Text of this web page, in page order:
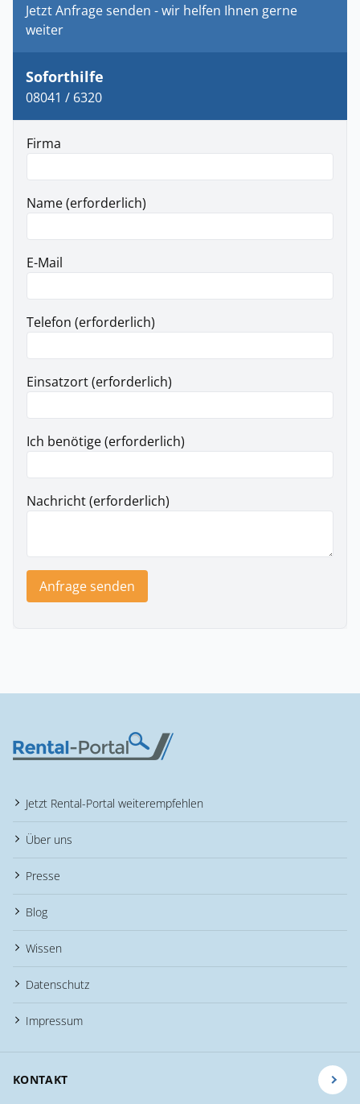
Jetzt Anfrage senden - wir helfen Ihnen gerne
weiter
Soforthilfe
08041 / 6320
Firma
Name (erforderlich)
E-Mail
Telefon (erforderlich)
Einsatzort (erforderlich)
Ich benötige (erforderlich)
Nachricht (erforderlich)
Anfrage senden
Jetzt Rental-Portal weiterempfehlen
Über uns
Presse
Blog
Wissen
Datenschutz
Impressum
KONTAKT